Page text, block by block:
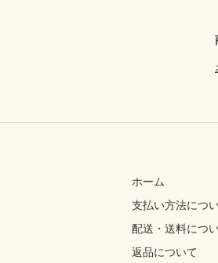
ホーム
支払い方法につ
配送・送料につ
返品について